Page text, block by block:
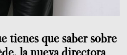
tienes que saber sobre